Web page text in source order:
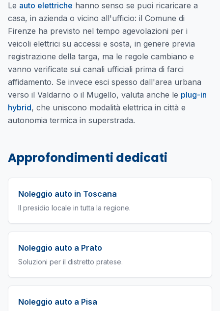
Le auto elettriche hanno senso se puoi ricaricare a
casa, in azienda o vicino all'ufficio: il Comune di
Firenze ha previsto nel tempo agevolazioni per i
veicoli elettrici su accessi e sosta, in genere previa
registrazione della targa, ma le regole cambiano e
vanno verificate sui canali ufficiali prima di farci
affidamento. Se invece esci spesso dall'area urbana
verso il Valdarno o il Mugello, valuta anche le plug-in
hybrid, che uniscono modalità elettrica in città e
autonomia termica in superstrada.
Approfondimenti dedicati
Noleggio auto in Toscana
Il presidio locale in tutta la regione.
Noleggio auto a Prato
Soluzioni per il distretto pratese.
Noleggio auto a Pisa